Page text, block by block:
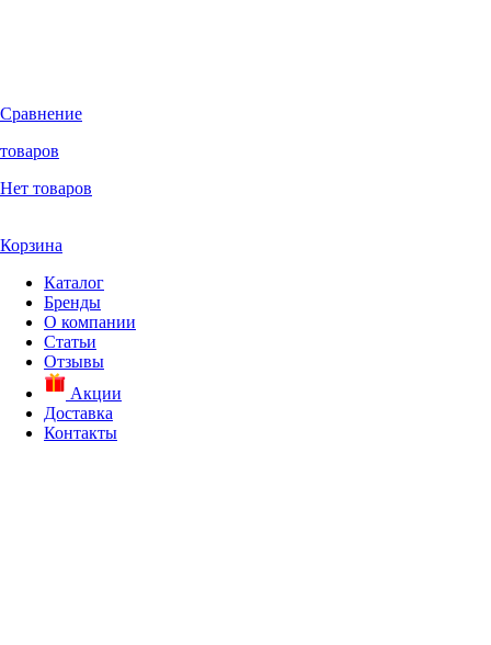
Сравнение
товаров
Нет товаров
Корзина
Каталог
Бренды
О компании
Статьи
Отзывы
Акции
Доставка
Контакты